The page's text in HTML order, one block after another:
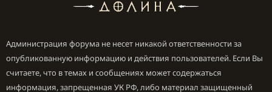
Администрация форума не несет никакой ответственности за
опубликованную информацию и действия пользователей. Если Вы
считаете, что в темах и сообщениях может содержаться
информация, запрещенная УК РФ, либо материал защищенный